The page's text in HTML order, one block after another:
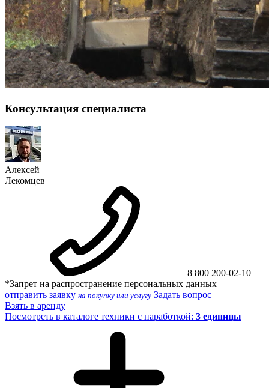
Консультация специалиста
Алексей
Лекомцев
8 800 200-02-10
*Запрет на распространение персональных данных
отправить заявку на покупку или услугу Задать вопрос
Взять в аренду
Посмотреть в каталоге техники с наработкой: 3 единицы